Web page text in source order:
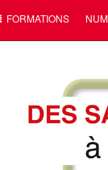
FORMATIONS